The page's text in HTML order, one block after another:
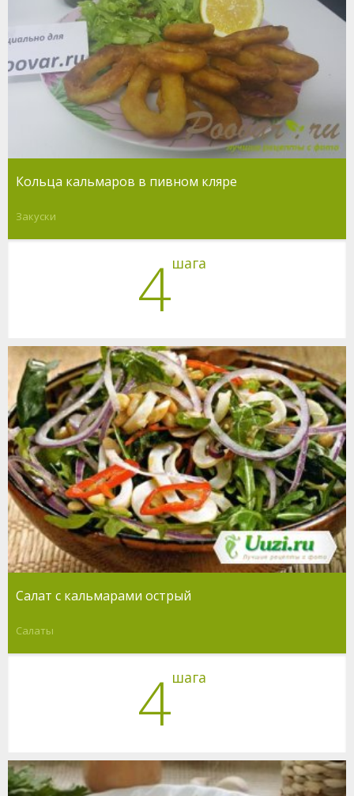
Кольца кальмаров в пивном кляре
Закуски
4шага
Салат с кальмарами острый
Салаты
4шага